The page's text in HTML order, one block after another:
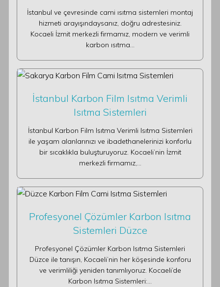
İstanbul ve çevresinde cami ısıtma sistemleri montaj
hizmeti arayışındaysanız, doğru adrestesiniz.
Kocaeli İzmit merkezli firmamız, modern ve verimli
karbon ısıtma…
İstanbul Karbon Film Isıtma Verimli
Isıtma Sistemleri
İstanbul Karbon Film Isıtma Verimli Isıtma Sistemleri
ile yaşam alanlarınızı ve ibadethanelerinizi konforlu
bir sıcaklıkla buluşturuyoruz. Kocaeli’nin İzmit
merkezli firmamız,…
Profesyonel Çözümler Karbon Isıtma
Sistemleri Düzce
Profesyonel Çözümler Karbon Isıtma Sistemleri
Düzce ile tanışın, Kocaeli’nin her köşesinde konforu
ve verimliliği yeniden tanımlıyoruz. Kocaeli’de
Karbon Isıtma Sistemleri:…